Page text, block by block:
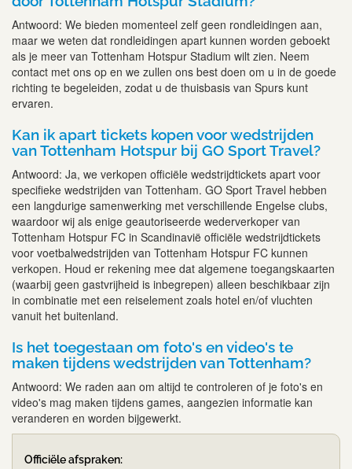
Antwoord: We bieden momenteel zelf geen rondleidingen aan,
maar we weten dat rondleidingen apart kunnen worden geboekt
als je meer van Tottenham Hotspur Stadium wilt zien. Neem
contact met ons op en we zullen ons best doen om u in de goede
richting te begeleiden, zodat u de thuisbasis van Spurs kunt
ervaren.
Kan ik apart tickets kopen voor wedstrijden
van Tottenham Hotspur bij GO Sport Travel?
Antwoord: Ja, we verkopen officiële wedstrijdtickets apart voor
specifieke wedstrijden van Tottenham. GO Sport Travel hebben
een langdurige samenwerking met verschillende Engelse clubs,
waardoor wij als enige geautoriseerde wederverkoper van
Tottenham Hotspur FC in Scandinavië officiële wedstrijdtickets
voor voetbalwedstrijden van Tottenham Hotspur FC kunnen
verkopen. Houd er rekening mee dat algemene toegangskaarten
(waarbij geen gastvrijheid is inbegrepen) alleen beschikbaar zijn
in combinatie met een reiselement zoals hotel en/of vluchten
vanuit het buitenland.
Is het toegestaan om foto's en video's te
maken tijdens wedstrijden van Tottenham?
Antwoord: We raden aan om altijd te controleren of je foto's en
video's mag maken tijdens games, aangezien informatie kan
veranderen en worden bijgewerkt.
Officiële afspraken: